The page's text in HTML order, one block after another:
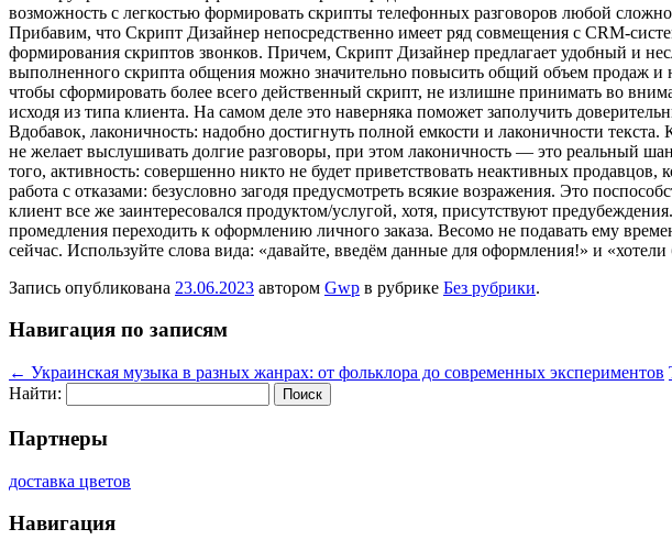
возможность с легкостью формировать скрипты телефонных разговоров любой
Прибавим, что Скрипт Дизайнер непосредственно имеет ряд совмещения с CRM-
формирования скриптов звонков. Причем, Скрипт Дизайнер предлагает удобный и
выполненного скрипта общения можно значительно повысить общий объем продаж
чтобы сформировать более всего действенный скрипт, не излишне принимать во
исходя из типа клиента. На самом деле это наверняка поможет заполучить
Вдобавок, лаконичность: надобно достигнуть полной емкости и лаконичности
не желает выслушивать долгие разговоры, при этом лаконичность — это реальный
того, активность: совершенно никто не будет приветствовать неактивных
работа с отказами: безусловно загодя предусмотреть всякие возражения. Это
клиент все же заинтересовался продуктом/услугой, хотя, присутствуют
промедления переходить к оформлению личного заказа. Весомо не подавать ему
сейчас. Используйте слова вида: «давайте, введём данные для оформления!» и
Запись опубликована 23.06.2023 автором Gwp в рубрике Без рубрики.
Навигация по записям
← Украинская музыка в разных жанрах: от фольклора до современных экспериментов
Найти:
Партнеры
доставка цветов
Навигация